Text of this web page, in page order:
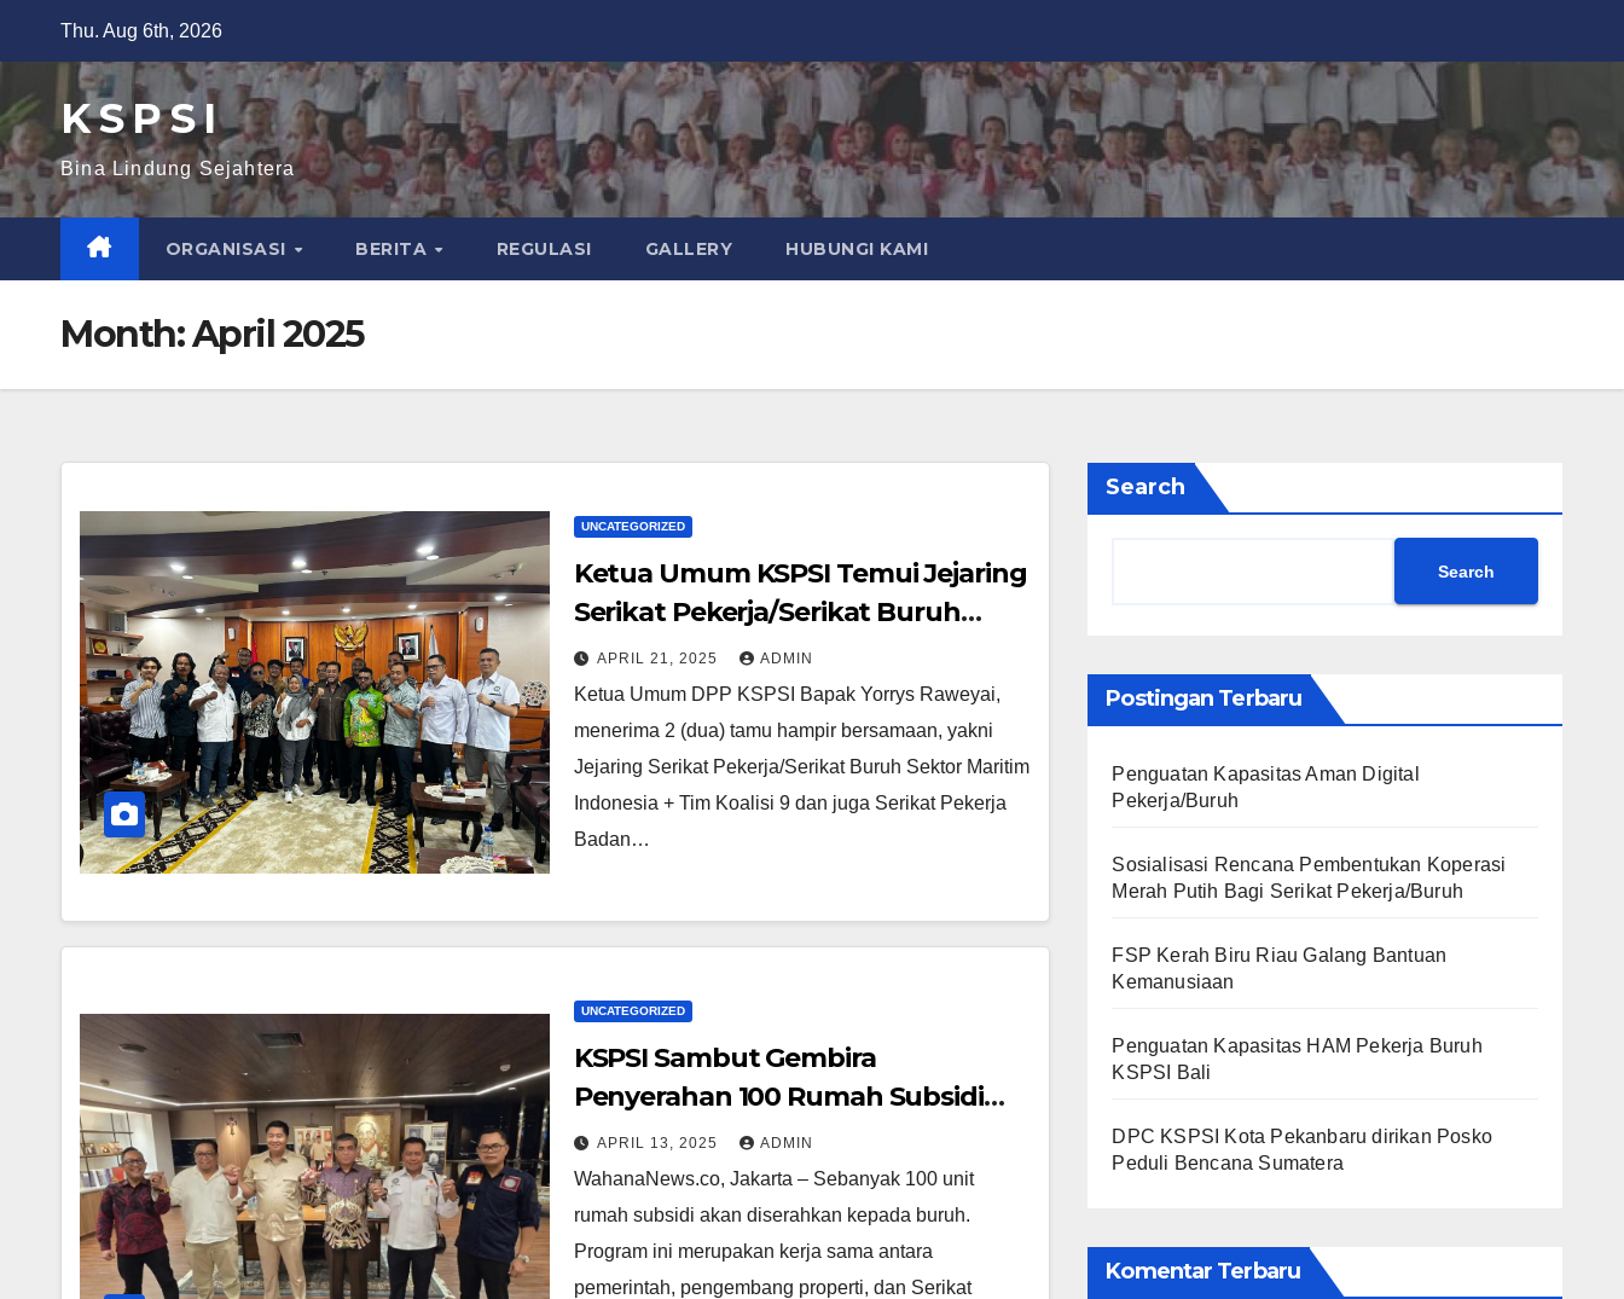
Thu. Aug 6th, 2026
K S P S I
Bina Lindung Sejahtera
ORGANISASI BERITA REGULASI GALLERY HUBUNGI KAMI
Month:April 2025
UNCATEGORIZED
Ketua Umum KSPSI Temui Jejaring
Serikat Pekerja/Serikat Buruh
Sektor Maritim Indonesia dan SP
BPJS Ketenagakerjaan
APRIL 21, 2025 ADMIN
Ketua Umum DPP KSPSI Bapak Yorrys Raweyai,
menerima 2 (dua) tamu hampir bersamaan, yakni
Jejaring Serikat Pekerja/Serikat Buruh Sektor Maritim
Indonesia + Tim Koalisi 9 dan juga Serikat Pekerja
Badan…
UNCATEGORIZED
KSPSI Sambut Gembira
Penyerahan 100 Rumah Subsidi
untuk Buruh Awal Mei
APRIL 13, 2025 ADMIN
WahanaNews.co, Jakarta – Sebanyak 100 unit
rumah subsidi akan diserahkan kepada buruh.
Program ini merupakan kerja sama antara
pemerintah, pengembang properti, dan Serikat
Search
Search
Postingan Terbaru
Penguatan Kapasitas Aman Digital
Pekerja/Buruh
Sosialisasi Rencana Pembentukan Koperasi
Merah Putih Bagi Serikat Pekerja/Buruh
FSP Kerah Biru Riau Galang Bantuan
Kemanusiaan
Penguatan Kapasitas HAM Pekerja Buruh
KSPSI Bali
DPC KSPSI Kota Pekanbaru dirikan Posko
Peduli Bencana Sumatera
Komentar Terbaru